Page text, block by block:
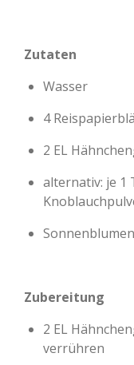
Zutaten
Wasser
4
2 EL
alternativ: je 1
Zubereitung
2 EL
verrühren